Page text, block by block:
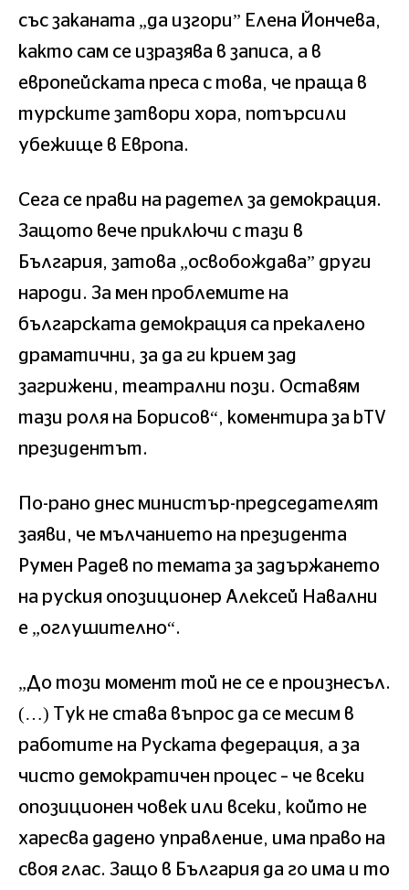
със заканата „да изгори” Елена Йончева,
както сам се изразява в записа, а в
европейската преса с това, че праща в
турските затвори хора, потърсили
убежище в Европа.
Сега се прави на радетел за демокрация.
Защото вече приключи с тази в
България, затова „освобождава” други
народи. За мен проблемите на
българската демокрация са прекалено
драматични, за да ги крием зад
загрижени, театрални пози. Оставям
тази роля на Борисов“, коментира за bTV
президентът.
По-рано днес министър-председателят
заяви, че мълчанието на президента
Румен Радев по темата за задържането
на руския опозиционер Алексей Навални
е „оглушително“.
„До този момент той не се е произнесъл.
(…) Тук не става въпрос да се месим в
работите на Руската федерация, а за
чисто демократичен процес – че всеки
опозиционен човек или всеки, който не
харесва дадено управление, има право на
своя глас. Защо в България да го има и то